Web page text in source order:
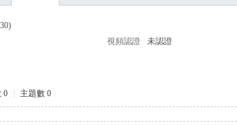
視頻認證 未認證
0 主題數 0